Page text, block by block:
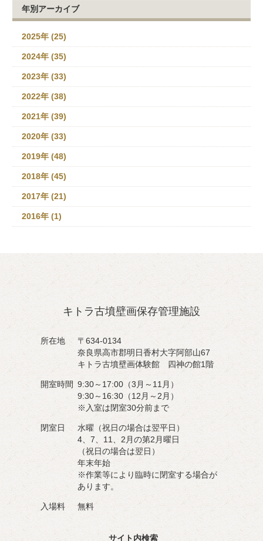
年別アーカイブ
2025年 (25)
2024年 (35)
2023年 (33)
2022年 (38)
2021年 (39)
2020年 (33)
2019年 (48)
2018年 (45)
2017年 (21)
2016年 (1)
キトラ古墳壁画保存管理施設
所在地
〒634-0134
奈良県高市郡明日香村大字阿部山67
キトラ古墳壁画体験館 四神の館1階
開室時間 9:30～17:00（3月～11月）
9:30～16:30（12月～2月）
※入室は閉室30分前まで
閉室日
水曜（祝日の場合は翌平日）
4、7、11、2月の第2月曜日
（祝日の場合は翌日）
年末年始
※作業等により臨時に閉室する場合が
あります。
入場料 無料
サイト内検索